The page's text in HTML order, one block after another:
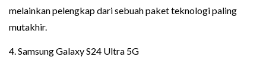
melainkan pelengkap dari sebuah paket teknologi paling
mutakhir.
4. Samsung Galaxy S24 Ultra 5G